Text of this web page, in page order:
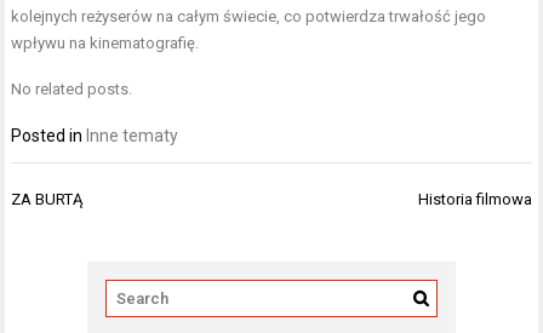
kolejnych reżyserów na całym świecie, co potwierdza trwałość jego
wpływu na kinematografię.
No related posts.
Posted in Inne tematy
Nawigacja
ZA BURTĄ Historia filmowa